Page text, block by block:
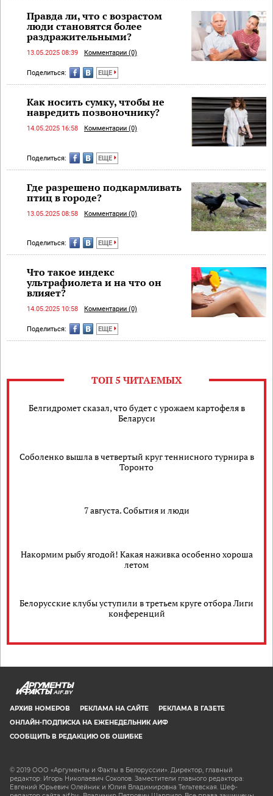
Правда ли, что с возрастом
люди становятся более
раздражительными?
13.05.2025 08:39 Комментарии (0)
Поделиться: ЕЩЕ
Как носить сумку, чтобы не
навредить позвоночнику?
14.05.2025 16:58 Комментарии (0)
Поделиться: ЕЩЕ
Где разрешено подкармливать
птиц в городе?
13.05.2025 08:58 Комментарии (0)
Поделиться: ЕЩЕ
Что такое индекс
ультрафиолета и на что он
влияет?
14.05.2025 10:58 Комментарии (0)
Поделиться: ЕЩЕ
ТОП 5 ЧИТАЕМЫХ
Белгидромет сказал, что будет с урожаем картофеля в
Беларуси
Соболенко вышла в четвертый круг теннисного турнира в
Торонто
7 августа. События и люди
Накормим рыбу ягодой! Какая наживка особенно хороша
летом
Белорусские клубы уступили в третьем круге отбора Лиги
конференций
AIF.BY
АРХИВ НОМЕРОВ РЕКЛАМА НА САЙТЕ
РЕКЛАМА В ГАЗЕТЕ
ОНЛАЙН-ПОДПИСКА НА ЕЖЕНЕДЕЛЬНИК АИФ
СООБЩИТЬ В РЕДАКЦИЮ ОБ ОШИБКЕ
© 2019 ООО «Аргументы и Факты в Белоруссии». Директор, главный
редактор: Игорь Николаевич Соколов. Заместители главного редактора:
Евгений Юрьевич Олейник и Юлия Владимировна Тельтевская. Шеф-